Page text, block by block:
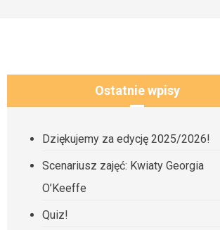
Ostatnie wpisy
Dziękujemy za edycję 2025/2026!
Scenariusz zajęć: Kwiaty Georgia
O’Keeffe
Quiz!